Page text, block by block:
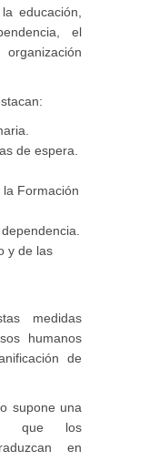
educación,
el
de espera.
Formación
y de las
medidas
humanos
de
supone una
que los
en